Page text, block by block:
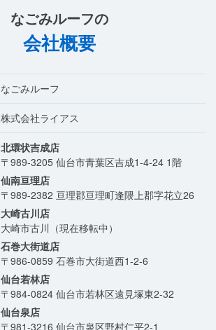
なごみルーフの
会社概要
なごみルーフ
株式会社ライアス
北環状吉成店
〒989-3205 仙台市青葉区吉成1-4-24 1階
仙南亘理店
〒989-2382 亘理郡亘理町逢隈上郡字花立26
大崎古川店
大崎市古川（現在移転中）
石巻大街道店
〒986-0859 石巻市大街道西1-2-6
仙台若林店
〒984-0824 仙台市若林区遠見塚東2-32
仙台泉店
〒981-3216 仙台市泉区野村仁平2-1